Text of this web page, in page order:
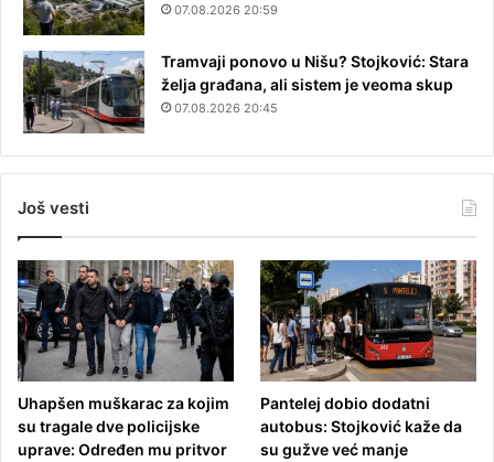
07.08.2026 20:59
Tramvaji ponovo u Nišu? Stojković: Stara
želja građana, ali sistem je veoma skup
07.08.2026 20:45
Još vesti
Uhapšen muškarac za kojim
su tragale dve policijske
uprave: Određen mu pritvor
Pantelej dobio dodatni
autobus: Stojković kaže da
su gužve već manje